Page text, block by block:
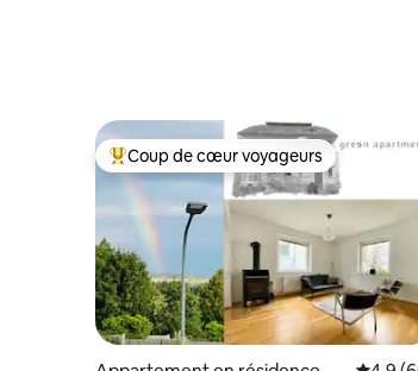
Coups de cœur voyageurs les plus
Coup de cœur voyageurs